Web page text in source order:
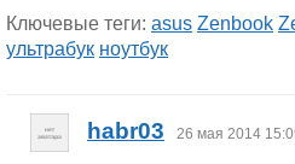
Ключевые теги: asus Zenbook
ультрабук ноутбук
habr03 26 мая 2014